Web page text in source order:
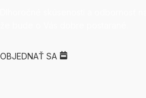
OBJEDNAŤ SA